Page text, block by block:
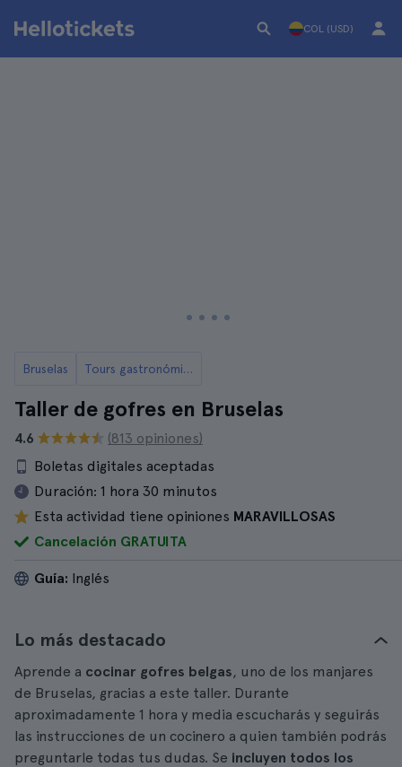
COL (USD)
Bruselas Tours gastronómicos de Bruselas
Taller de gofres en Bruselas
4.6
(813 opiniones)
Boletas digitales aceptadas
Duración: 1 hora 30 minutos
Esta actividad tiene opiniones MARAVILLOSAS
Cancelación GRATUITA
Guía: Inglés
Lo más destacado
Aprende a cocinar gofres belgas, uno de los manjares
de Bruselas, gracias a este taller. Durante
aproximadamente 1 hora y media escucharás y seguirás
las instrucciones de un cocinero a quien también podrás
preguntarle todas tus dudas. Se incluyen todos los